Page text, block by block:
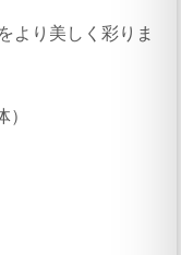
より美しく彩りま